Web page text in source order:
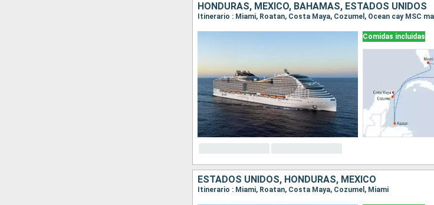
HONDURAS, MÉXICO, BAHAMAS, ESTADOS UNIDOS
Itinerario : Miami, Roatan, Costa Maya, Cozumel, Ocean cay MSC
Comidas incluidas
ESTADOS UNIDOS, HONDURAS, MÉXICO
Itinerario : Miami, Roatan, Costa Maya, Cozumel, Miami